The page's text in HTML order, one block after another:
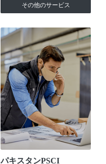
その他のサービス
パキスタンPSCI